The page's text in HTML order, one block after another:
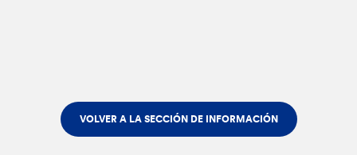
VOLVER A LA SECCIÓN DE INFORMACIÓN